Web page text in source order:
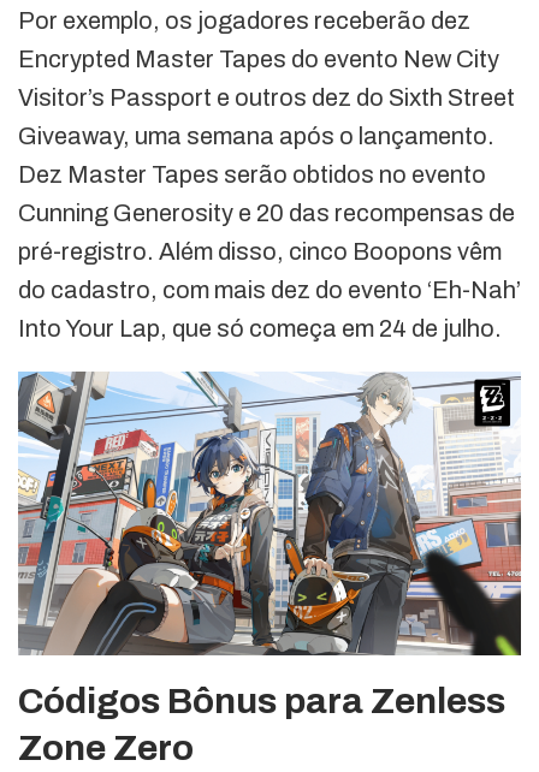
Por exemplo, os jogadores receberão dez
Encrypted Master Tapes do evento New City
Visitor’s Passport e outros dez do Sixth Street
Giveaway, uma semana após o lançamento.
Dez Master Tapes serão obtidos no evento
Cunning Generosity e 20 das recompensas de
pré-registro. Além disso, cinco Boopons vêm
do cadastro, com mais dez do evento ‘Eh-Nah’
Into Your Lap, que só começa em 24 de julho.
Códigos Bônus para Zenless
Zone Zero